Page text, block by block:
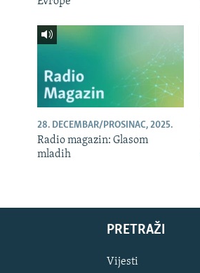
28. DECEMBAR/PROSINAC, 2025.
Radio magazin: Glasom
mladih
PRETRAŽI
Vijesti